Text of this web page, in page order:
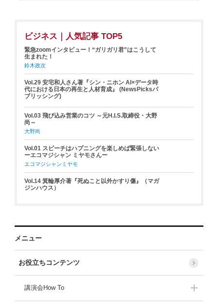
ビジネス｜人気記事 TOP5
緊急zoomインタビュー！“ガリガリ君”はこうして
生まれた！
鈴木政次
Vol.29 安宅和人さん著『シン・ニホン AI×データ時
代における日本の再生と人材育成』 (NewsPicksパ
ブリッシング)
Vol.03 飛び込み営業のコツ ～元H.I.S.取締役・大野
尚～
大野尚
Vol.01 スピーチはハプニングを楽しめば緊張しない
ーエコマジシャン ミヤモさんー
エコマジシャンミヤモ
Vol.14 箕輪厚介著『死ぬこと以外かすり傷』（マガ
ジンハウス）
メニュー
お役立ちコンテンツ
講演会How To